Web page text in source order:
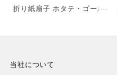
折り紙扇子 ホタテ・ゴール
当社について